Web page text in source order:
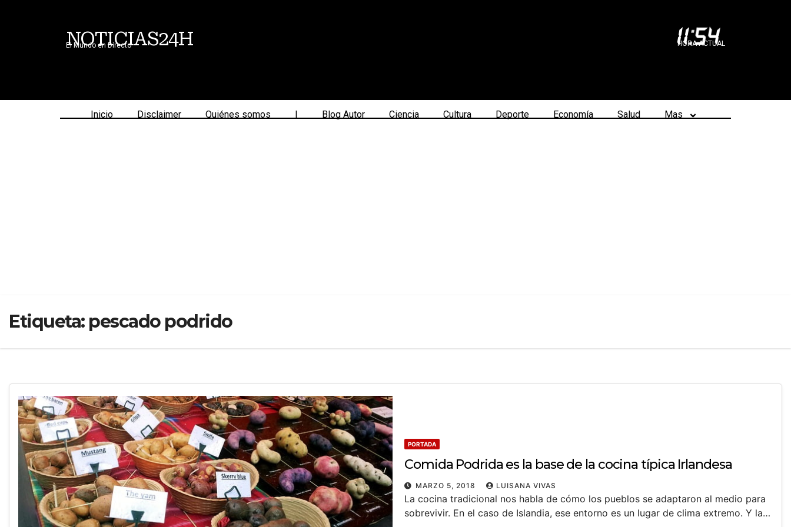
NOTICIAS24H
El Mundo en Directo 11:54
HORA ACTUAL
Inicio Disclaimer Quiénes somos | Blog Autor Ciencia Cultura Deporte Economía Salud Mas
Etiqueta: pescado podrido
PORTADA
Comida Podrida es la base de la cocina típica Irlandesa
MARZO 5, 2018 LUISANA VIVAS
La cocina tradicional nos habla de cómo los pueblos se adaptaron al medio para
sobrevivir. En el caso de Islandia, ese entorno es un lugar de clima extremo. Y la…